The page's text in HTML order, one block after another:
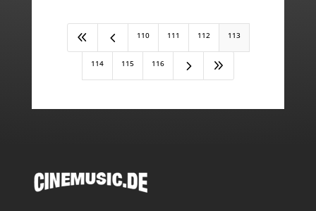
8 4 110 111 112 113
114 115 116 5 9